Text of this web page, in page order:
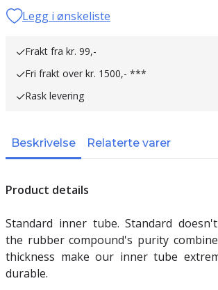
Legg i ønskeliste
Frakt fra kr. 99,-
Fri frakt over kr. 1500,- ***
Rask levering
Beskrivelse Relaterte varer
Product details
Standard inner tube. Standard
the rubber compound's purity
thickness make our inner tube
durable.